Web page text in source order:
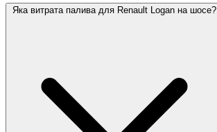
Яка витрата палива для Renault Logan на шосе?